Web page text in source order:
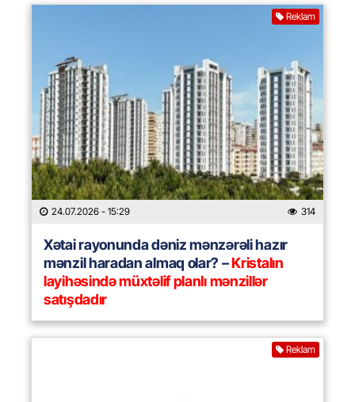
Reklam
24.07.2026 - 15:29 314
Xətai rayonunda dəniz mənzərəli hazır
mənzil haradan almaq olar? –Kristalın
layihəsində müxtəlif planlı mənzillər
satışdadır
Reklam